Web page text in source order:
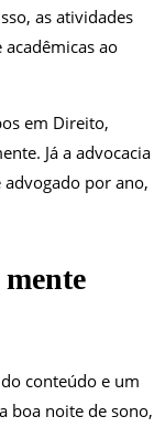
as atividades
ao
em Direito,
Já a advocacia
por ano,
conteúdo e um
boa noite de sono,